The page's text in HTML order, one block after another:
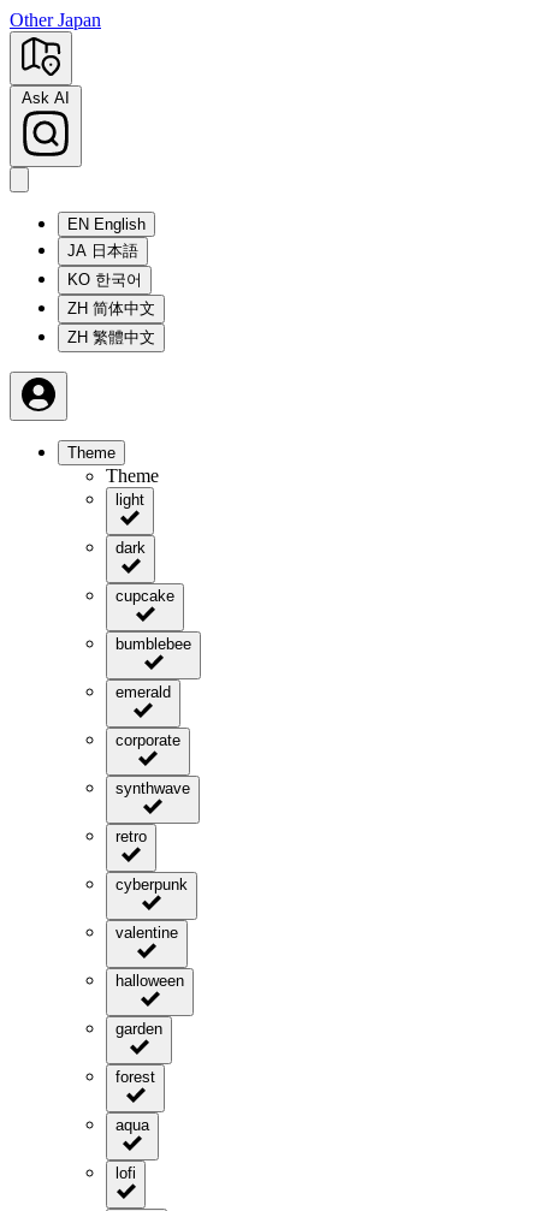
Other Japan
Ask AI
EN English
JA 日本語
KO 한국어
ZH 简体中文
ZH 繁體中文
Theme
Theme
light
dark
cupcake
bumblebee
emerald
corporate
synthwave
retro
cyberpunk
valentine
halloween
garden
forest
aqua
lofi